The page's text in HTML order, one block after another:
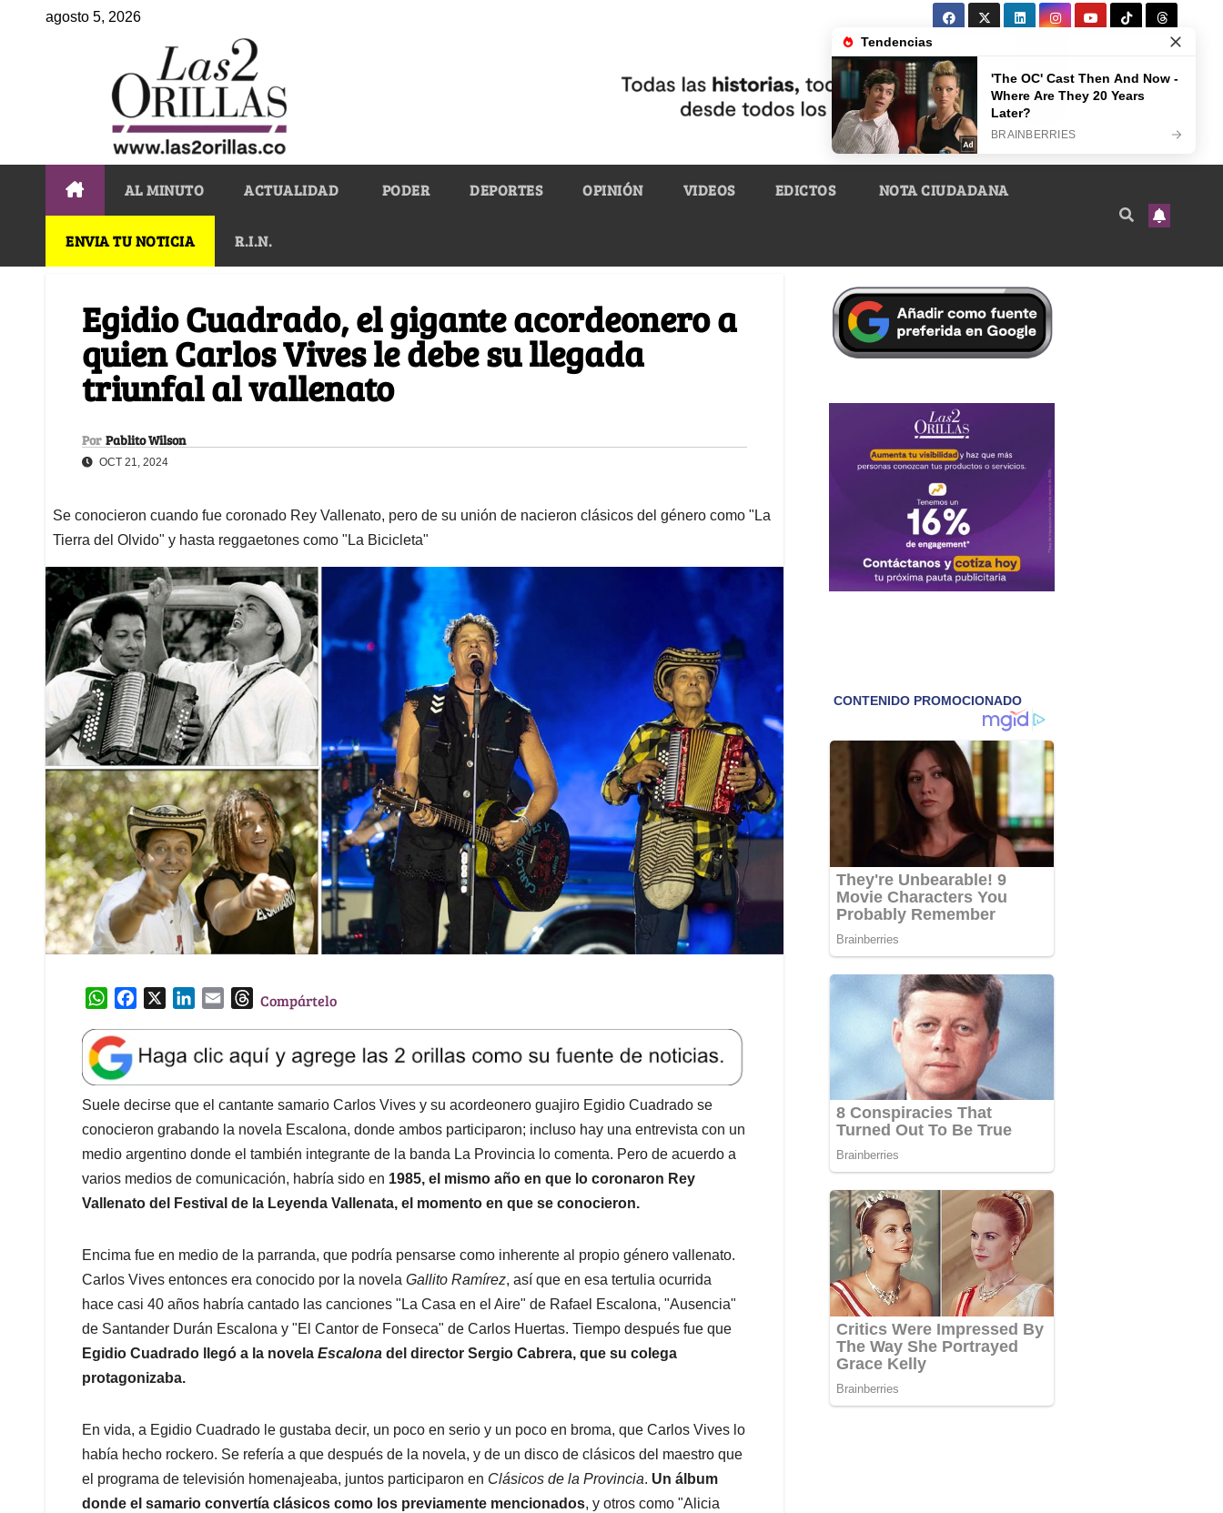
agosto 5, 2026
AL MINUTO ACTUALIDAD PODER DEPORTES OPINIÓN VIDEOS EDICTOS NOTA CIUDADANA
ENVIA TU NOTICIA R.I.N.
Egidio Cuadrado, el gigante acordeonero a
quien Carlos Vives le debe su llegada
triunfal al vallenato
Por Pablito Wilson
OCT 21, 2024
Se conocieron cuando fue coronado Rey Vallenato, pero de su unión de nacieron clásicos del género como "La
Tierra del Olvido" y hasta reggaetones como "La Bicicleta"
W
a
t
s
A
p
p
e
b
o
o
k
k
e
d
I
n
l
T
e
a
d
s
Compártelo
Suele decirse que el cantante samario Carlos Vives y su acordeonero guajiro Egidio Cuadrado se
conocieron grabando la novela Escalona, donde ambos participaron; incluso hay una entrevista con un
medio argentino donde el también integrante de la banda La Provincia lo comenta. Pero de acuerdo a
varios medios de comunicación, habría sido en 1985, el mismo año en que lo coronaron Rey
Vallenato del Festival de la Leyenda Vallenata, el momento en que se conocieron.
Encima fue en medio de la parranda, que podría pensarse como inherente al propio género vallenato.
Carlos Vives entonces era conocido por la novela Gallito Ramírez, así que en esa tertulia ocurrida
hace casi 40 años habría cantado las canciones "La Casa en el Aire" de Rafael Escalona, "Ausencia"
de Santander Durán Escalona y "El Cantor de Fonseca" de Carlos Huertas. Tiempo después fue que
Egidio Cuadrado llegó a la novela Escalona del director Sergio Cabrera, que su colega
protagonizaba.
En vida, a Egidio Cuadrado le gustaba decir, un poco en serio y un poco en broma, que Carlos Vives lo
había hecho rockero. Se refería a que después de la novela, y de un disco de clásicos del maestro que
el programa de televisión homenajeaba, juntos participaron en Clásicos de la Provincia. Un álbum
donde el samario convertía clásicos como los previamente mencionados, y otros como "Alicia